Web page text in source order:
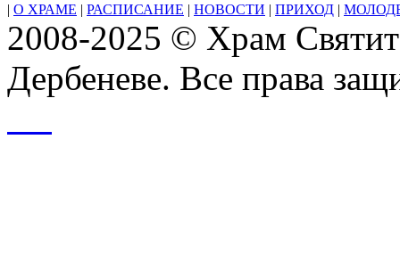
| О ХРАМЕ | РАСПИСАНИЕ | НОВОСТИ | ПРИХОД |
2008-2025 © Храм
Дербеневе. Все права